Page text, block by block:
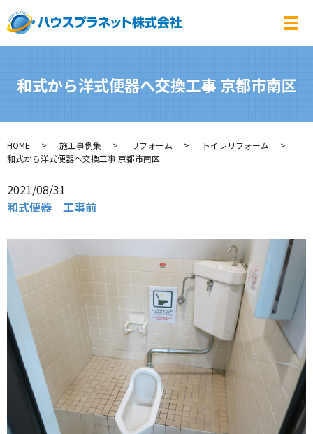
メ
和式から洋式便器へ交換工事 京都市南区
HOME 施工事例集 リフォーム
トイレリフォーム
和式から洋式便器へ交換工事 京都市南区
2021/08/31
和式便器 工事前